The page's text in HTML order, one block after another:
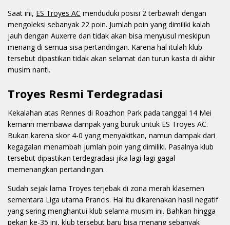
Saat ini, ES Troyes AC menduduki posisi 2 terbawah dengan
mengoleksi sebanyak 22 poin. Jumlah poin yang dimiliki kalah
jauh dengan Auxerre dan tidak akan bisa menyusul meskipun
menang di semua sisa pertandingan. Karena hal itulah klub
tersebut dipastikan tidak akan selamat dan turun kasta di akhir
musim nanti.
Troyes Resmi Terdegradasi
Kekalahan atas Rennes di Roazhon Park pada tanggal 14 Mei
kemarin membawa dampak yang buruk untuk ES Troyes AC.
Bukan karena skor 4-0 yang menyakitkan, namun dampak dari
kegagalan menambah jumlah poin yang dimiliki. Pasalnya klub
tersebut dipastikan terdegradasi jika lagi-lagi gagal
memenangkan pertandingan.
Sudah sejak lama Troyes terjebak di zona merah klasemen
sementara Liga utama Prancis. Hal itu dikarenakan hasil negatif
yang sering menghantui klub selama musim ini. Bahkan hingga
pekan ke-35 ini, klub tersebut baru bisa menang sebanyak